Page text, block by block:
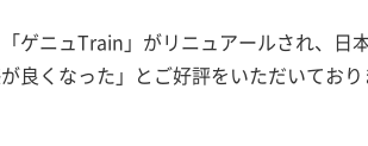
ゲニュTrain」がリニュアールされ、日
良くなった」とご好評をいただいてお